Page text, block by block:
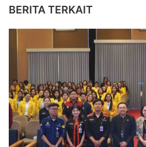
BERITA TERKAIT